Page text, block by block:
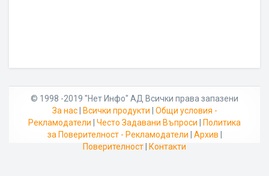
© 1998 -2019 "Нет Инфо" АД Всички права запазени
За нас| Всички продукти
Общи условия -
Рекламодатели
Често Задавани Въпроси
Политика
за Поверителност - Рекламодатели
Архив
Поверителност
Контакти